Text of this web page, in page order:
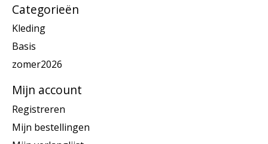
Categorieën
Kleding
Basis
zomer2026
Mijn account
Registreren
Mijn bestellingen